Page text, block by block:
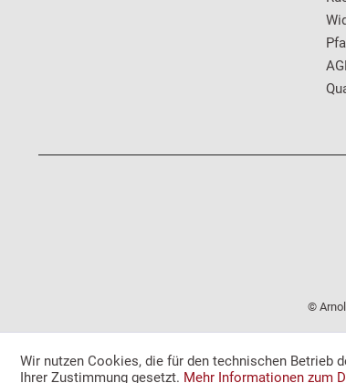
©
Wir nutzen Cookies, die für den technischen Betrieb
Ihrer Zustimmung gesetzt. Mehr Informationen zum